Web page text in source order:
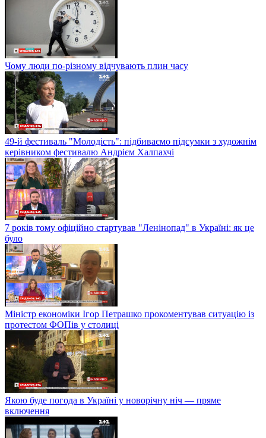
Чому люди по-різному відчувають плин часу
49-й фестиваль "Молодість": підбиваємо підсумки з художнім
керівником фестивалю Андрієм Халпахчі
7 років тому офіційно стартував "Ленінопад" в Україні: як це
було
Міністр економіки Ігор Петрашко прокоментував ситуацію із
протестом ФОПів у столиці
Якою буде погода в Україні у новорічну ніч — пряме
включення